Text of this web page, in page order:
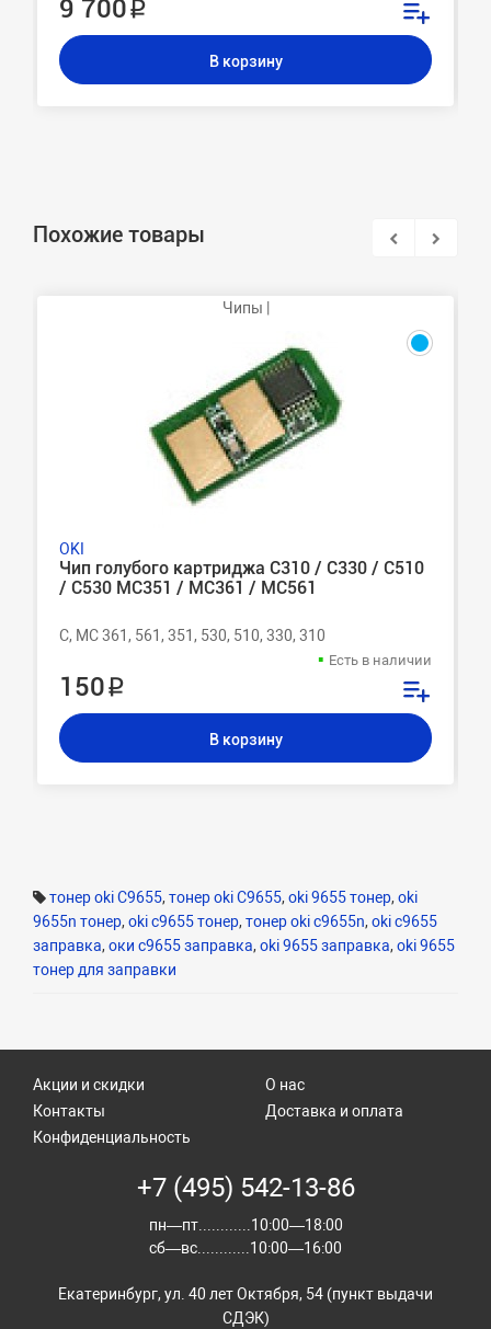
9 700 ₽
В корзину
Похожие товары
Чипы |
OKI
Чип голубого картриджа C310 / C330 / C510
/ C530 MC351 / MC361 / MC561
C, MC 361, 561, 351, 530, 510, 330, 310
Есть в наличии
150 ₽
В корзину
тонер oki C9655, тонер oki C9655, oki 9655 тонер, oki
9655n тонер, oki c9655 тонер, тонер oki c9655n, oki c9655
заправка, оки с9655 заправка, oki 9655 заправка, oki 9655
тонер для заправки
Акции и скидки
Контакты
О нас
Доставка и оплата
Конфиденциальность
+7 (495) 542-13-86
пн—пт............10:00—18:00
сб—вс............10:00—16:00
Екатеринбург, ул. 40 лет Октября, 54 (пункт выдачи
СДЭК)